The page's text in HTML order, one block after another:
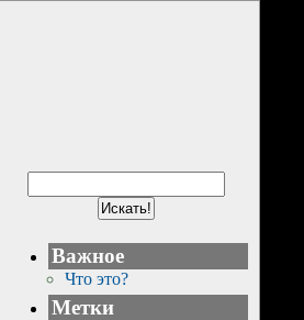
Важное
Что это?
Метки